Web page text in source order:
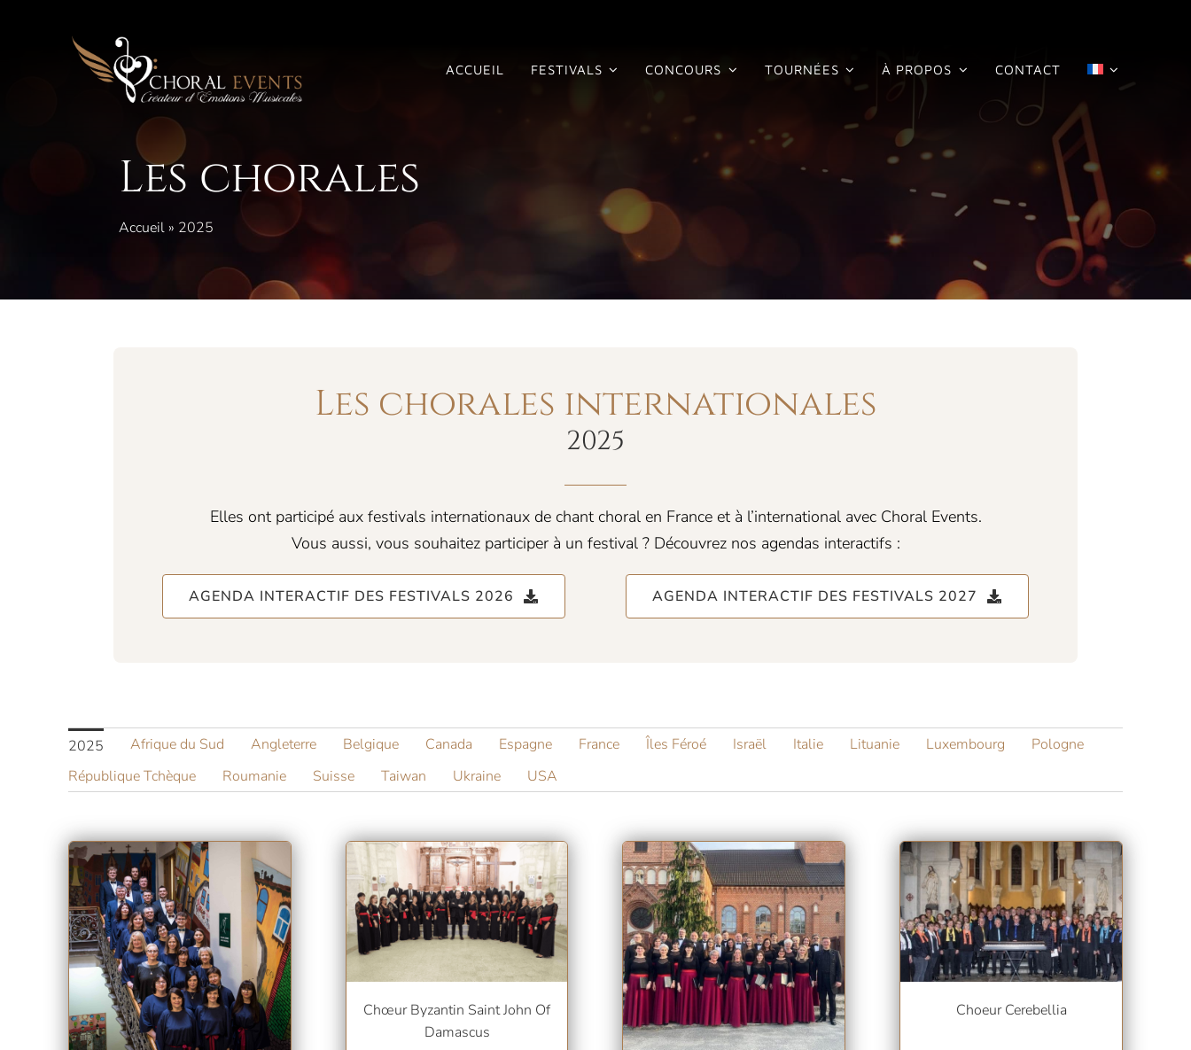
ACCUEIL FESTIVALS CONCOURS TOURNÉES À PROPOS CONTACT
Les chorales
Accueil » 2025
Les chorales internationales
2025
Elles ont participé aux festivals internationaux de chant choral en France et à l’international avec Choral Events.
Vous aussi, vous souhaitez participer à un festival ? Découvrez nos agendas interactifs :
AGENDA INTERACTIF DES FESTIVALS 2026 AGENDA INTERACTIF DES FESTIVALS 2027
2025 Afrique du Sud Angleterre Belgique Canada Espagne France Îles Féroé Israël Italie Lituanie Luxembourg
Pologne
République Tchèque
Roumanie Suisse Taiwan Ukraine USA
Chœur Byzantin Saint John Of
Damascus
Choeur Cerebellia